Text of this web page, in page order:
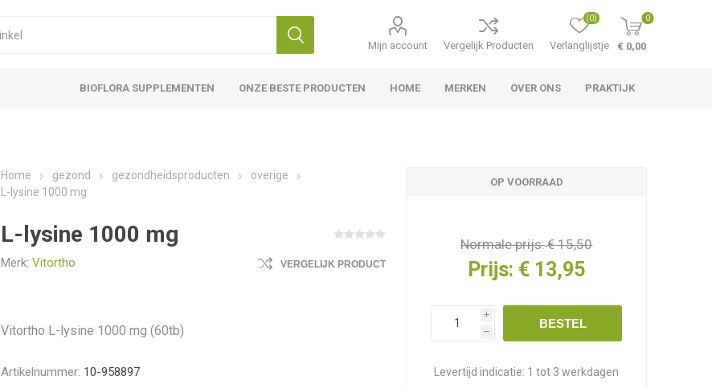
Mijn account Vergelijk Producten Verlanglijstje
(0) 0
€ 0,00
BIOFLORA SUPPLEMENTEN ONZE BESTE PRODUCTEN HOME MERKEN OVER ONS PRAKTIJK
Home gezond gezondheidsproducten
overige
L-lysine 1000 mg
L-lysine 1000 mg
Merk: Vitortho VERGELIJK PRODUCT
Vitortho L-lysine 1000 mg (60tb)
Artikelnummer: 10-958897
OP VOORRAAD
Normale prijs:€ 15,50
Prijs: € 13,95
i
h
BESTEL
Levertijd indicatie: 1 tot 3 werkdagen